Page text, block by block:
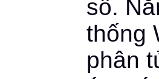
sô.
thống
phân